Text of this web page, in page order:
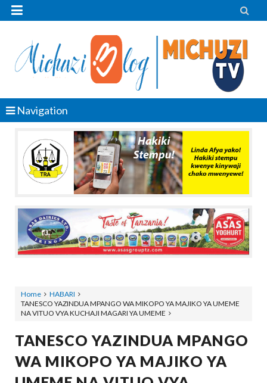
 
Navigation
Home
HABARI
TANESCO YAZINDUA MPANGO WA MIKOPO YA MAJIKO YA UMEME
NA VITUO VYA KUCHAJI MAGARI YA UMEME
TANESCO YAZINDUA MPANGO
WA MIKOPO YA MAJIKO YA